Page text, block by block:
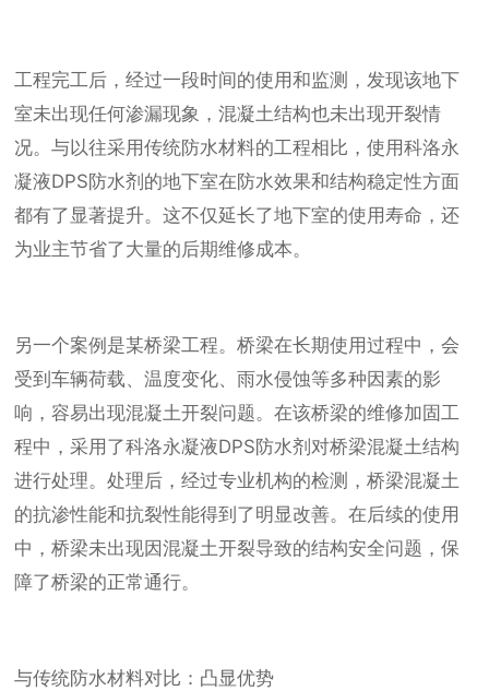
工程完工后，经过一段时间的使用和监测，发现该地下
室未出现任何渗漏现象，混凝土结构也未出现开裂情
况。与以往采用传统防水材料的工程相比，使用科洛永
凝液DPS防水剂的地下室在防水效果和结构稳定性方面
都有了显著提升。这不仅延长了地下室的使用寿命，还
为业主节省了大量的后期维修成本。
另一个案例是某桥梁工程。桥梁在长期使用过程中，会
受到车辆荷载、温度变化、雨水侵蚀等多种因素的影
响，容易出现混凝土开裂问题。在该桥梁的维修加固工
程中，采用了科洛永凝液DPS防水剂对桥梁混凝土结构
进行处理。处理后，经过专业机构的检测，桥梁混凝土
的抗渗性能和抗裂性能得到了明显改善。在后续的使用
中，桥梁未出现因混凝土开裂导致的结构安全问题，保
障了桥梁的正常通行。
与传统防水材料对比：凸显优势